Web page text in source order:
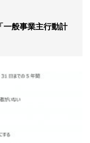
一般事業主行動計